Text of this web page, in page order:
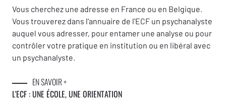
Vous cherchez une adresse en France ou en Belgique.
Vous trouverez dans l'annuaire de l'ECF un psychanalyste
auquel vous adresser, pour entamer une analyse ou pour
contrôler votre pratique en institution ou en libéral avec
un psychanalyste.
EN SAVOIR +
L'ECF : UNE ÉCOLE, UNE ORIENTATION